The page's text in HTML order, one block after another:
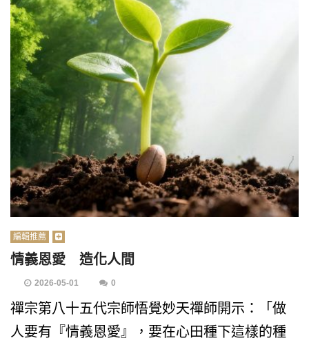
編輯推薦
情義恩愛 造化人間
2026-05-01 0
禪宗第八十五代宗師悟覺妙天禪師開示：「做
人要有『情義恩愛』，要在心田種下這樣的種